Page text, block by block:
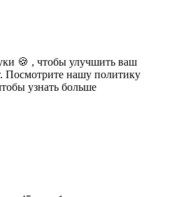
🍪 , чтобы улучшить ваш
Посмотрите нашу политику
узнать больше